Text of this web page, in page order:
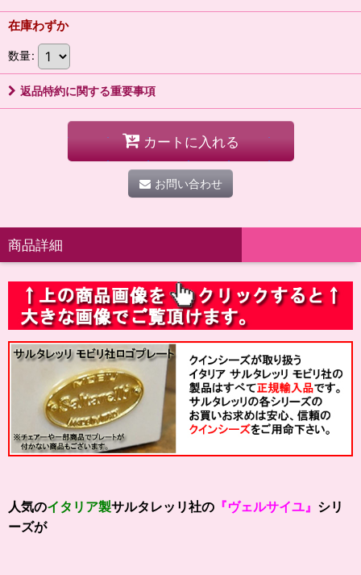
在庫わずか
数量:
返品特約に関する重要事項
カートに入れる
お問い合わせ
商品詳細
人気のイタリア製サルタレッリ社の 『ヴェルサイユ』 シリ
ーズが